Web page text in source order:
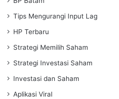
Tips Mengurangi Input Lag
HP Terbaru
Strategi Memilih Saham
Strategi Investasi Saham
Investasi dan Saham
Aplikasi Viral